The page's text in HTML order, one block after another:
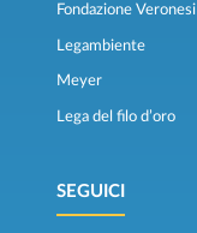
Fondazione Veronesi
Legambiente
Meyer
Lega del filo d’oro
SEGUICI